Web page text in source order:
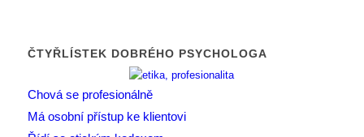
ČTYŘLÍSTEK DOBRÉHO PSYCHOLOGA
Chová se profesionálně
Má osobní přístup ke klientovi